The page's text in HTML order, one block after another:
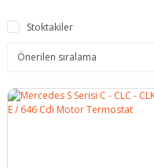
Stoktakiler